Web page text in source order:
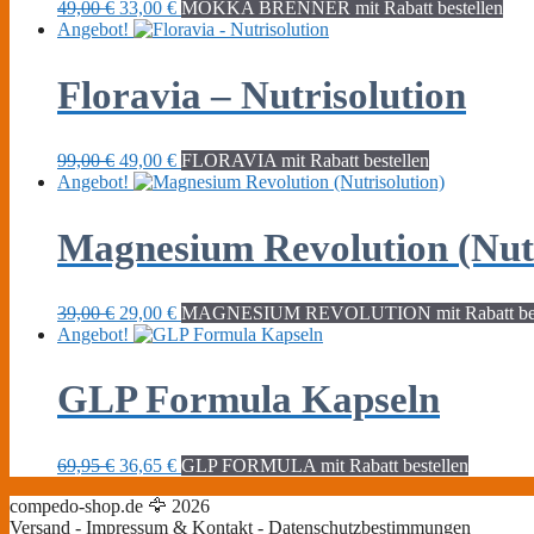
49,00€ Ursprünglicher
Preis
33,00 €Aktueller
Preis
MOKKA BRENNER mit Rabatt bestellen
Angebot!
Floravia – Nutrisolution
99,00€ Ursprünglicher
Preis
49,00 €Aktueller
Preis
FLORAVIA mit Rabatt bestellen
Angebot!
Magnesium Revolution
39,00€ Ursprünglicher
Preis
29,00 €Aktueller
Preis
MAGNESIUM REVOLUTION mit Rabatt
Angebot!
GLP Formula Kapseln
69,95€ Ursprünglicher
war:
69,95 €
36,65 €Aktueller
ist:
36,65 €.
GLP FORMULA mit Rabatt bestellen
compedo-shop.de 🦅 2026
Versand - Impressum & Kontakt - Datenschutzbestimmungen